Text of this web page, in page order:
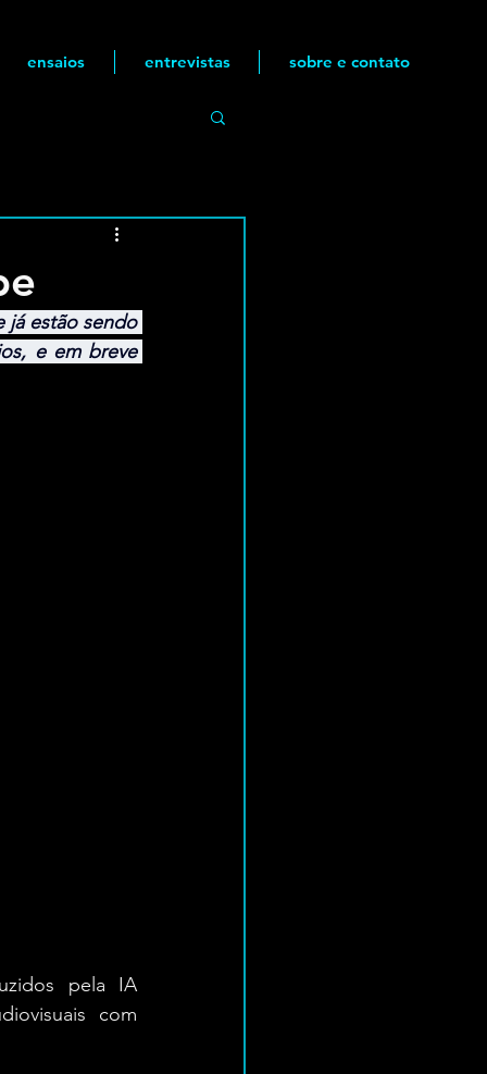
ensaios entrevistas sobre e contato
já estão sendo
e em breve
pela IA
com